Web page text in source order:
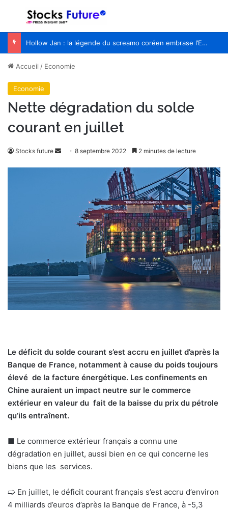
Menu
Hollow Jan : la légende du screamo coréen embrase l’Europe pour la première fois
Accueil / Economie
Economie
Nette dégradation du solde
courant en juillet
Stocks future
c
u
r
8 septembre 2022 2 minutes de lecture
Le déficit du solde courant s’est accru en juillet d’après la
Banque de France, notamment à cause du poids toujours
élevé de la facture énergétique. Les confinements en
Chine auraient un impact neutre sur le commerce
extérieur en valeur du fait de la baisse du prix du pétrole
qu’ils entraînent.
■ Le commerce extérieur français a connu une
dégradation en juillet, aussi bien en ce qui concerne les
biens que les services.
🢩 En juillet, le déficit courant français s’est accru d’environ
4 milliards d’euros d’après la Banque de France, à -5,3